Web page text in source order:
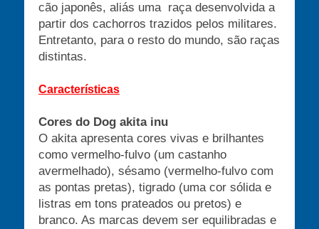
cão japonês, aliás uma raça desenvolvida a
partir dos cachorros trazidos pelos militares.
Entretanto, para o resto do mundo, são raças
distintas.
Características
Cores do Dog akita inu
O akita apresenta cores vivas e brilhantes
como vermelho-fulvo (um castanho
avermelhado), sésamo (vermelho-fulvo com
as pontas pretas), tigrado (uma cor sólida e
listras em tons prateados ou pretos) e
branco. As marcas devem ser equilibradas e